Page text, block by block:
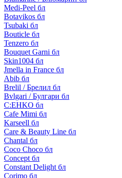
Medi-Peel бл
Botavikos бл
Tsubaki бл
Bouticle бл
Tenzero бл
Bouquet Garni бл
Skin1004 бл
Jmella in France бл
Abib бл
Brelil / Брелил бл
Bvlgari / Булгари бл
C:EHKO бл
Cafe Mimi бл
Karseell бл
Care & Beauty Line бл
Chantal бл
Coco Choco бл
Concept бл
Constant Delight бл
Corimo бл